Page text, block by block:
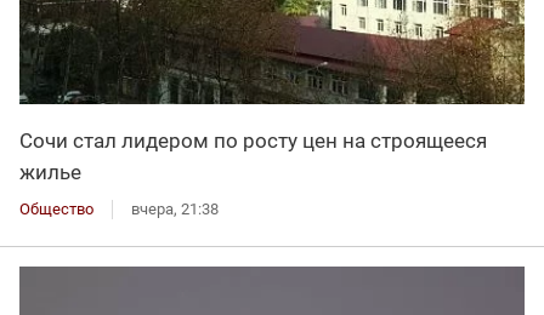
Сочи стал лидером по росту цен на строящееся
жилье
Общество вчера, 21:38